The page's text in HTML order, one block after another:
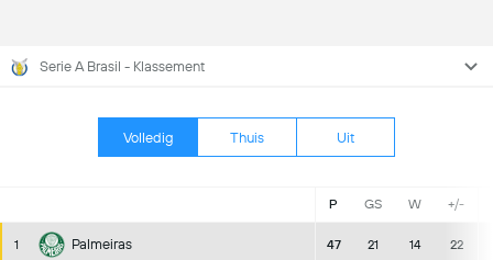
Serie A Brasil - Klassement
Volledig Thuis Uit
P GS W +/-
1 Palmeiras 47 21 14 22